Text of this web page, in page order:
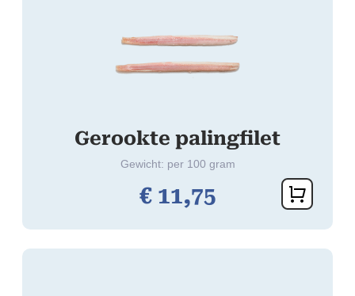
Gerookte palingfilet
Gewicht: per 100 gram
€11,75